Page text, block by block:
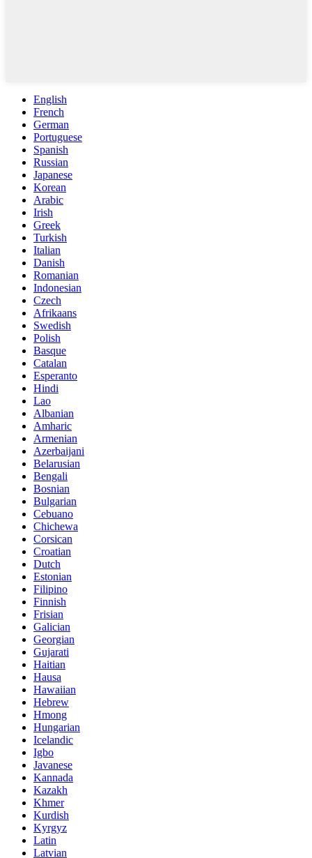
English
French
German
Portuguese
Spanish
Russian
Japanese
Korean
Arabic
Irish
Greek
Turkish
Italian
Danish
Romanian
Indonesian
Czech
Afrikaans
Swedish
Polish
Basque
Catalan
Esperanto
Hindi
Lao
Albanian
Amharic
Armenian
Azerbaijani
Belarusian
Bengali
Bosnian
Bulgarian
Cebuano
Chichewa
Corsican
Croatian
Dutch
Estonian
Filipino
Finnish
Frisian
Galician
Georgian
Gujarati
Haitian
Hausa
Hawaiian
Hebrew
Hmong
Hungarian
Icelandic
Igbo
Javanese
Kannada
Kazakh
Khmer
Kurdish
Kyrgyz
Latin
Latvian